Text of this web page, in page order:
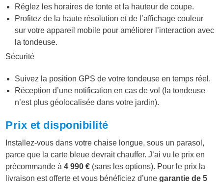
Réglez les horaires de tonte et la hauteur de coupe.
Profitez de la haute résolution et de l’affichage couleur
sur votre appareil mobile pour améliorer l’interaction avec
la tondeuse.
Sécurité
Suivez la position GPS de votre tondeuse en temps réel.
Réception d’une notification en cas de vol (la tondeuse
n’est plus géolocalisée dans votre jardin).
Prix et disponibilité
Installez-vous dans votre chaise longue, sous un parasol,
parce que la carte bleue devrait chauffer. J’ai vu le prix en
précommande à 4 990 € (sans les options). Pour le prix la
livraison est offerte et vous bénéficiez d’unegarantie de 5